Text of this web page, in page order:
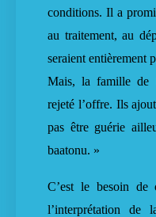
conditions. Il a
au traitement, au
seraient entièrement
Mais, la famille de
rejeté l’offre. Ils
pas être guérie
baatonu. »
C’est le besoin de
l’interprétation de